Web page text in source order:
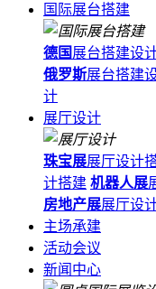
国际展台搭建
德国 展台搭建设
俄罗斯展台搭建
计
展厅设计
珠宝展展厅设计
计搭建 机器人展
房地产展展厅设
主场承建
活动会议
新闻中心